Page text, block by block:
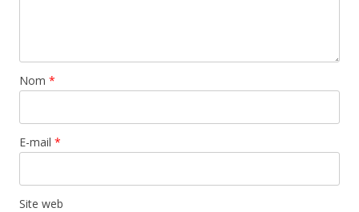
Nom *
E-mail *
Site web